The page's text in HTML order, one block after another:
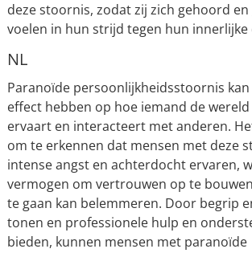
deze stoornis, zodat zij zich gehoord
voelen in hun strijd tegen hun innerlijke
NL
Paranoïde persoonlijkheidsstoornis
effect hebben op hoe iemand de
ervaart en interacteert met anderen.
om te erkennen dat mensen met deze
intense angst en achterdocht ervaren,
vermogen om vertrouwen op te
te gaan kan belemmeren. Door begrip
tonen en professionele hulp en
bieden, kunnen mensen met paranoïde